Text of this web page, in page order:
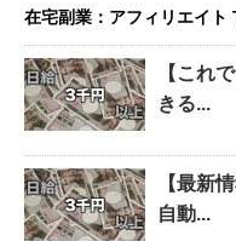
在宅副業：アフィリエイト
【これ
きる...
【最新
自動...